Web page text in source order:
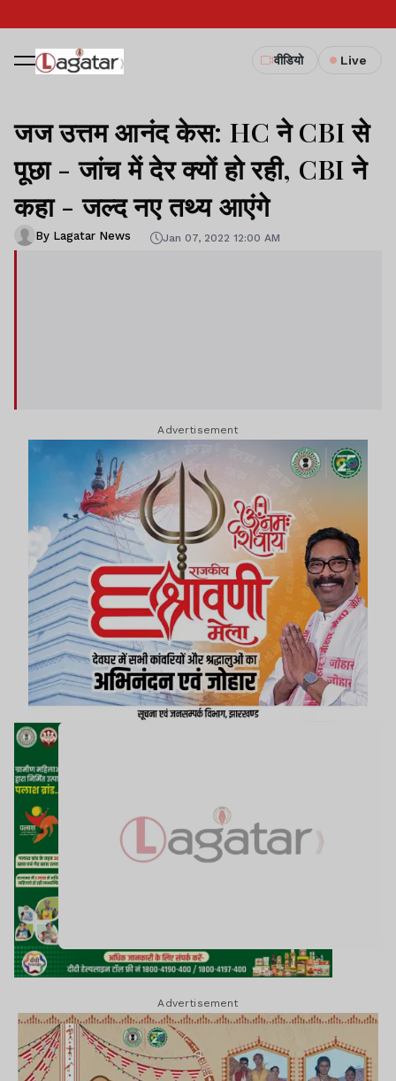
वीडियो Live
जज उत्तम आनंद केस: HC ने CBI से
पूछा - जांच में देर क्यों हो रही, CBI ने
कहा - जल्द नए तथ्य आएंगे
By Lagatar News Jan 07, 2022 12:00 AM
Advertisement
Advertisement